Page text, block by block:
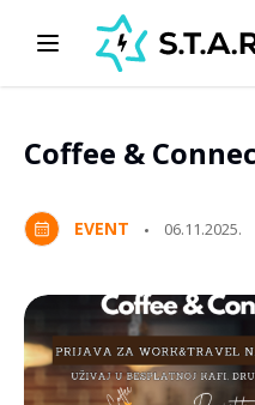
Coffee &
EVENT 06.11.2025.